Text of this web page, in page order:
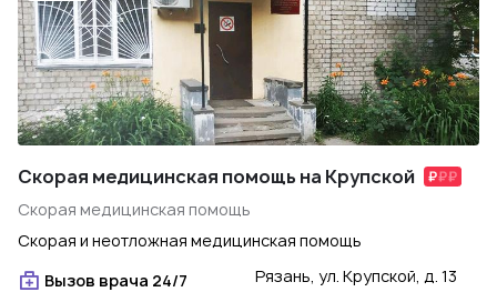
Скорая медицинская помощь на Крупской
Скорая медицинская помощь
Скорая и неотложная медицинская помощь
Вызов врача 24/7
Рязань, ул. Крупской, д. 13